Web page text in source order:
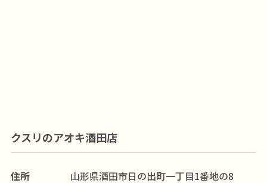
クスリのアオキ酒田店
住所
山形県酒田市日の出町一丁目1番地の8